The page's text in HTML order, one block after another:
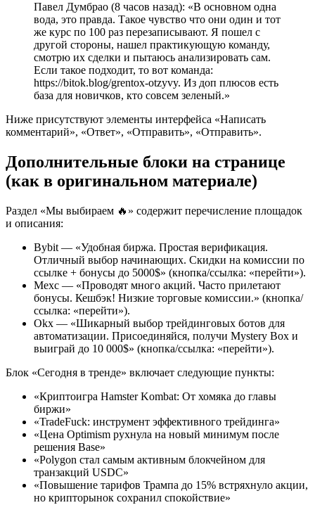
Павел Думбрао (8 часов назад): «В основном одна
вода, это правда. Такое чувство что они один и тот
же курс по 100 раз перезаписывают. Я пошел с
другой стороны, нашел практикующую команду,
смотрю их сделки и пытаюсь анализировать сам.
Если такое подходит, то вот команда:
https://bitok.blog/grentox-otzyvy. Из доп плюсов есть
база для новичков, кто совсем зеленый.»
Ниже присутствуют элементы интерфейса «Написать
комментарий», «Ответ», «Отправить», «Отправить».
Дополнительные блоки на странице
(как в оригинальном материале)
Раздел «Мы выбираем 🔥» содержит перечисление площадок
и описания:
Bybit — «Удобная биржа. Простая верификация.
Отличный выбор начинающих. Скидки на комиссии по
ссылке + бонусы до 5000$» (кнопка/ссылка: «перейти»).
Mexc — «Проводят много акций. Часто прилетают
бонусы. Кешбэк! Низкие торговые комиссии.» (кнопка/
ссылка: «перейти»).
Okx — «Шикарный выбор трейдинговых ботов для
автоматизации. Присоединяйся, получи Mystery Box и
выиграй до 10 000$» (кнопка/ссылка: «перейти»).
Блок «Сегодня в тренде» включает следующие пункты:
«Криптоигра Hamster Kombat: От хомяка до главы
биржи»
«TradeFuck: инструмент эффективного трейдинга»
«Цена Optimism рухнула на новый минимум после
решения Base»
«Polygon стал самым активным блокчейном для
транзакций USDC»
«Повышение тарифов Трампа до 15% встряхнуло акции,
но крипторынок сохранил спокойствие»